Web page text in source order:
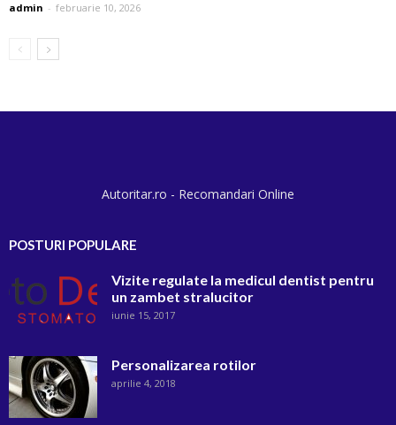
admin - februarie 10, 2026
Autoritar.ro - Recomandari Online
POSTURI POPULARE
Vizite regulate la medicul dentist pentru
un zambet stralucitor
iunie 15, 2017
Personalizarea rotilor
aprilie 4, 2018